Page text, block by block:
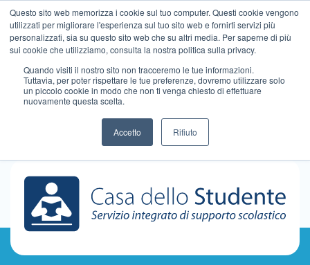
Questo sito web memorizza i cookie sul tuo computer. Questi cookie vengono
utilizzati per migliorare l'esperienza sul tuo sito web e fornirti servizi più
personalizzati, sia su questo sito web che su altri media. Per saperne di più
sui cookie che utilizziamo, consulta la nostra politica sulla privacy.
Quando visiti il ​​nostro sito non tracceremo le tue informazioni.
Tuttavia, per poter rispettare le tue preferenze, dovremo utilizzare solo
un piccolo cookie in modo che non ti venga chiesto di effettuare
nuovamente questa scelta.
Accetto Rifiuto